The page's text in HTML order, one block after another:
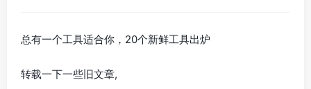
总有一个工具适合你，20个新鲜工具出炉
转载一下一些旧文章,